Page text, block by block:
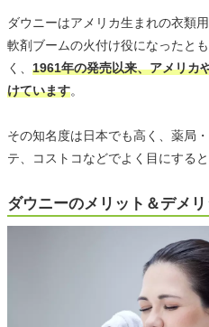
ダウニーはアメリカ生まれの衣類
軟剤ブームの火付け役になったと
く、 1961年の発売以来、アメリカ
けています。
その知名度は日本でも高く、薬局
テ、コストコなどでよく目にする
ダウニーのメリット＆デメ